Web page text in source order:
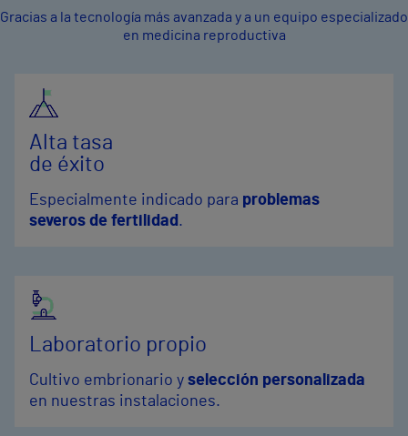
Gracias a la tecnología más avanzada y a un equipo especializado
en medicina reproductiva
Alta tasa
de éxito
Especialmente indicado para problemas
severos de fertilidad .
Laboratorio propio
Cultivo embrionario y selección personalizada
en nuestras instalaciones.